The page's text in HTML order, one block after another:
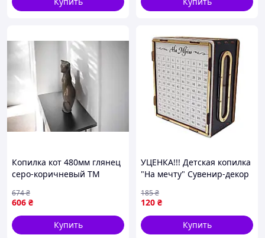
Каждый день забрасываем сумму от 1грн до
365грн в течение года
Зачеркиваем соответствующую сумму в
таблице
Общая сумма, которую вы соберете за год - 66
Копилка кот 480мм глянец
серо-коричневый ТМ
606 ₴
674₴
Купить
УЦЕНКА!!! Детская копилка
"На мечту" Сувенир-декор
черно-белая с окошком
120 ₴
185₴
Купить